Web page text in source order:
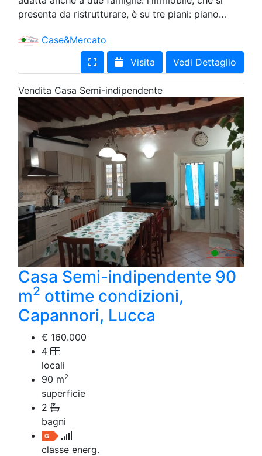
presenta da ristrutturare, è su tre piani: piano…
Case&Mercato
Visita
Vedi Dettaglio
Vendita Casa Semi-indipendente
Casa Semi-indipendente 90
m2 ottime condizioni,
Capannori, Lucca
€ 160.000
4
locali
90 m2
superficie
2
bagni
classe energ.